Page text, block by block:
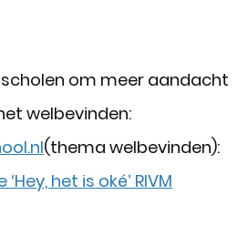
om meer aandacht
welbevinden:
(thema welbevinden):
het is oké’ RIVM